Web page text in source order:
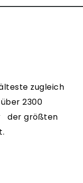
zugleich
2300
der größten